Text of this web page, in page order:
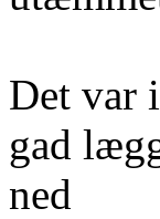
Det var
gad
ned